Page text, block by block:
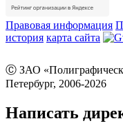
Правовая информация
история карта сайта
Ⓒ ЗАО
Петербург, 2006-2026
Написать